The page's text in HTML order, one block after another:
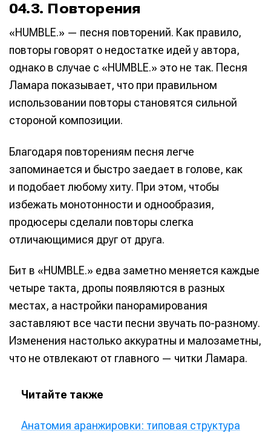
04.3. Повторения
«HUMBLE.» — песня повторений. Как правило,
повторы говорят о недостатке идей у автора,
однако в случае с «HUMBLE.» это не так. Песня
Ламара показывает, что при правильном
использовании повторы становятся сильной
стороной композиции.
Благодаря повторениям песня легче
запоминается и быстро заедает в голове, как
и подобает любому хиту. При этом, чтобы
избежать монотонности и однообразия,
продюсеры сделали повторы слегка
отличающимися друг от друга.
Бит в «HUMBLE.» едва заметно меняется каждые
четыре такта, дропы появляются в разных
местах, а настройки панорамирования
заставляют все части песни звучать по-разному.
Изменения настолько аккуратны и малозаметны,
что не отвлекают от главного — читки Ламара.
Читайте также
Анатомия аранжировки: типовая структура